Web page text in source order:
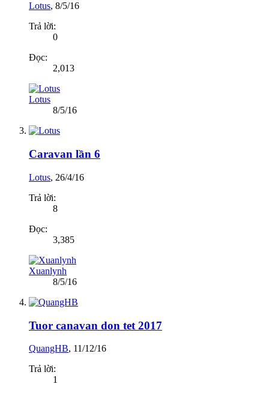
Lotus, 8/5/16
Trả lời:
0
Đọc:
2,013
Lotus
8/5/16
Caravan lần 6
Lotus, 26/4/16
Trả lời:
8
Đọc:
3,385
Xuanlynh
8/5/16
Tuor canavan don tet 2017
QuangHB, 11/12/16
Trả lời:
1